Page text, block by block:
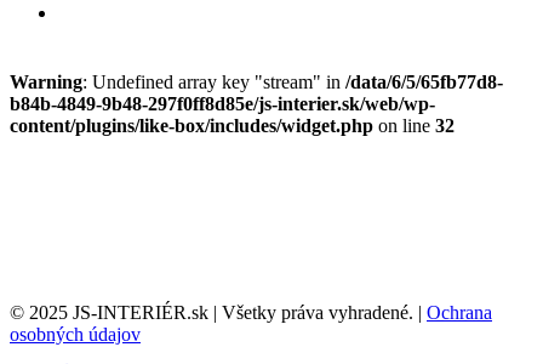
Warning: Undefined array key "stream" in /data/6/5/65fb77d8-
b84b-4849-9b48-297f0ff8d85e/js-interier.sk/web/wp-
content/plugins/like-box/includes/widget.php on line 32
© 2025 JS-INTERIÉR.sk | Všetky práva vyhradené. | Ochrana
osobných údajov